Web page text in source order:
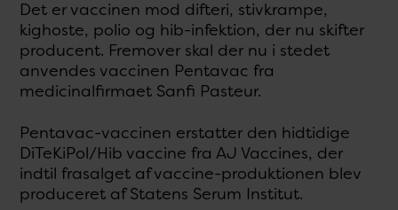
Det er vaccinen mod difteri, stivkrampe,
kighoste, polio og hib-infektion, der nu skifter
producent. Fremover skal der nu i stedet
anvendes vaccinen Pentavac fra
medicinalfirmaet Sanfi Pasteur.
Pentavac-vaccinen erstatter den hidtidige
DiTeKiPol/Hib vaccine fra AJ Vaccines, der
indtil frasalget af vaccine-produktionen blev
produceret af Statens Serum Institut.